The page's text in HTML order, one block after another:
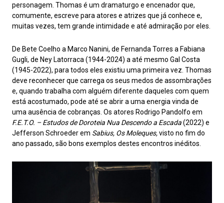
personagem. Thomas é um dramaturgo e encenador que,
comumente, escreve para atores e atrizes que já conhece e,
muitas vezes, tem grande intimidade e até admiração por eles.
De Bete Coelho a Marco Nanini, de Fernanda Torres a Fabiana
Gugli, de Ney Latorraca (1944-2024) a até mesmo Gal Costa
(1945-2022), para todos eles existiu uma primeira vez. Thomas
deve reconhecer que carrega os seus medos de assombrações
e, quando trabalha com alguém diferente daqueles com quem
está acostumado, pode até se abrir a uma energia vinda de
uma ausência de cobranças. Os atores Rodrigo Pandolfo em
F.E.T.O. – Estudos de Doroteia Nua Descendo a Escada(2022) e
Jefferson Schroeder em Sabius, Os Moleques,visto no fim do
ano passado, são bons exemplos destes encontros inéditos.